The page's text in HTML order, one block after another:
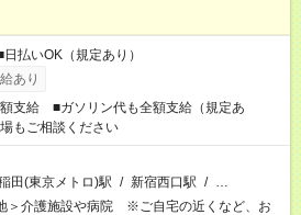
払いOK（規定あり）
あり
支給 ■ガソリン代も全額支給（規定あ
もご相談ください
田(東京メトロ)駅 / 新宿西口駅 / …
＞介護施設や病院 ※ご自宅の近くなど、お